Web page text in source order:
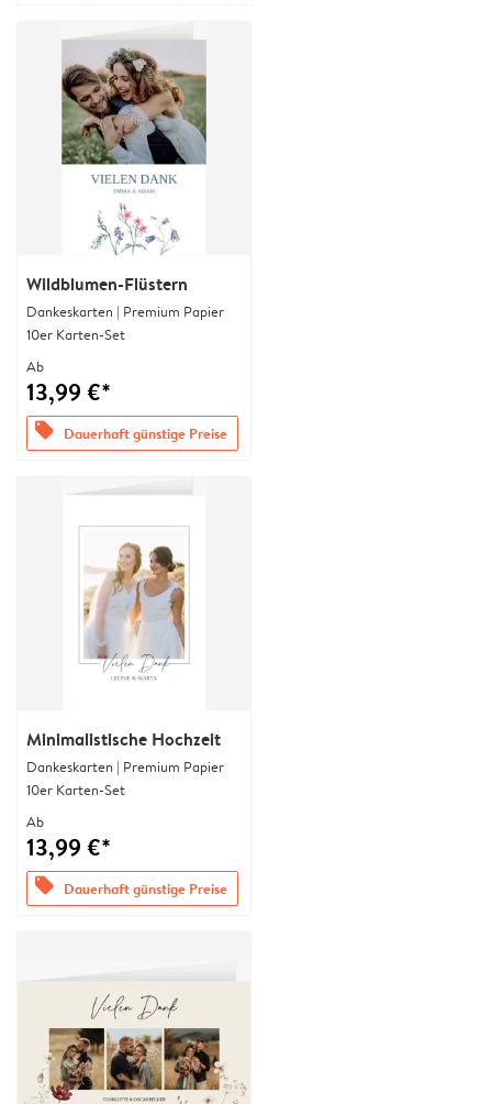
Wildblumen-Flüstern
Dankeskarten | Premium Papier
10er Karten-Set
Ab
13,99 €*
offers Dauerhaft günstige Preise
Minimalistische Hochzeit
Dankeskarten | Premium Papier
10er Karten-Set
Ab
13,99 €*
offers Dauerhaft günstige Preise